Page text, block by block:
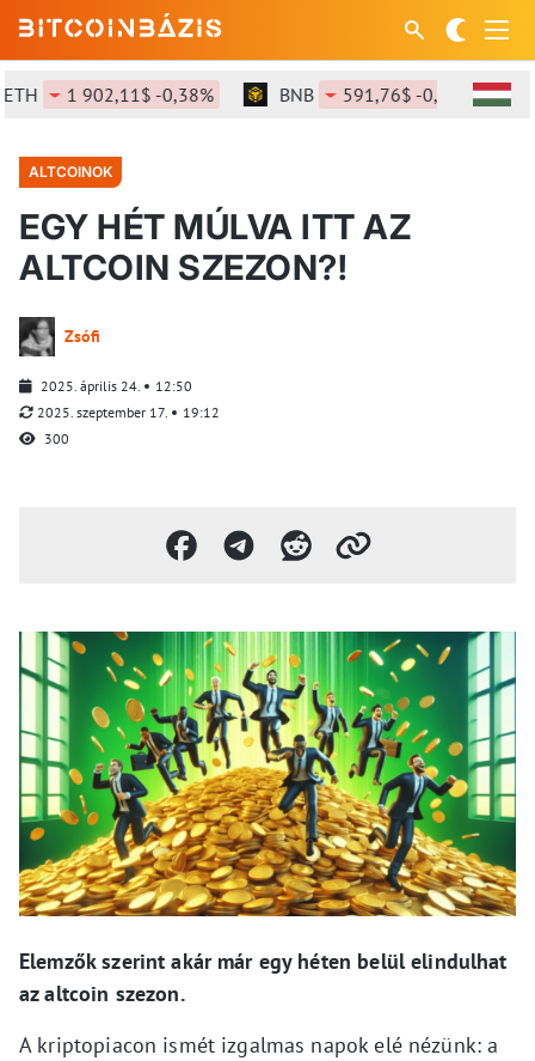
1 902,11$ -0,38% BNB 591,76$ -0,34%
ALTCOINOK
EGY HÉT MÚLVA ITT AZ
ALTCOIN SZEZON?!
Zsófi
2025. április 24.
12:50
2025. szeptember 17.
19:12
300
Elemzők szerint akár már egy héten belül elindulhat
az altcoin szezon.
A kriptopiacon ismét izgalmas napok elé nézünk: a